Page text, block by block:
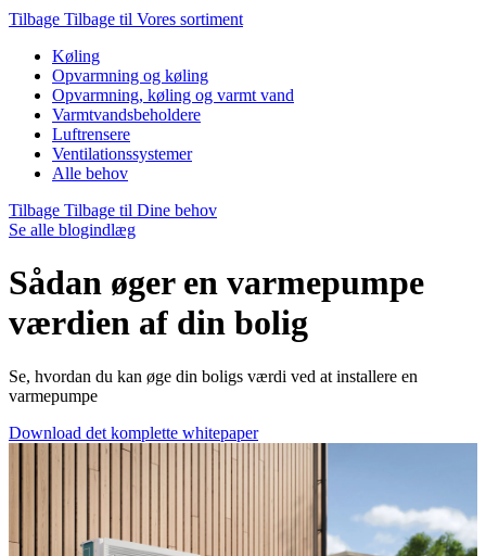
Tilbage Tilbage til Vores sortiment
Køling
Opvarmning og køling
Opvarmning, køling og varmt vand
Varmtvandsbeholdere
Luftrensere
Ventilationssystemer
Alle behov
Tilbage Tilbage til Dine behov
Se alle blogindlæg
Sådan øger en varmepumpe
værdien af din bolig
Se, hvordan du kan øge din boligs værdi ved at installere en
varmepumpe
Download det komplette whitepaper